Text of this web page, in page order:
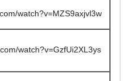
watch?v=MZS9axjvl3w
watch?v=GzfUi2XL3ys